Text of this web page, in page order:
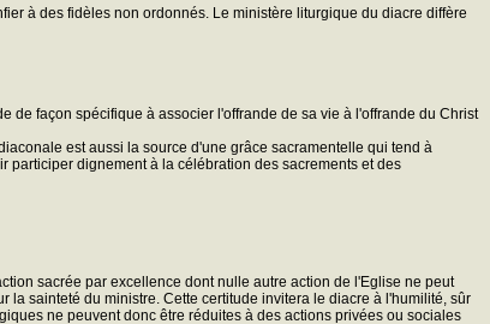
à des fidèles non ordonnés. Le ministère liturgique du diacre diffère
de façon spécifique à associer l'offrande de sa vie à l'offrande du Christ
est aussi la source d'une grâce sacramentelle qui tend à
participer dignement à la célébration des sacrements et des
sacrée par excellence dont nulle autre action de l'Eglise ne peut
la sainteté du ministre. Cette certitude invitera le diacre à l'humilité, sûr
ne peuvent donc être réduites à des actions privées ou sociales